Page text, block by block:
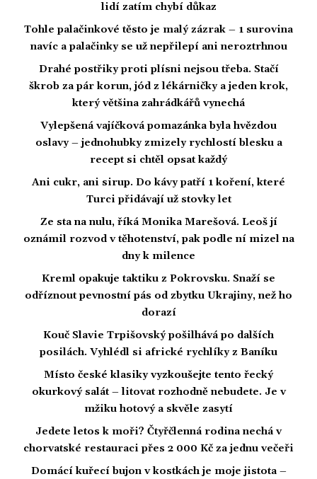
lidí zatím chybí důkaz
Tohle palačinkové těsto je malý zázrak – 1 surovina
navíc a palačinky se už nepřilepí ani neroztrhnou
Drahé postřiky proti plísni nejsou třeba. Stačí
škrob za pár korun, jód z lékárničky a jeden krok,
který většina zahrádkářů vynechá
Vylepšená vajíčková pomazánka byla hvězdou
oslavy – jednohubky zmizely rychlostí blesku a
recept si chtěl opsat každý
Ani cukr, ani sirup. Do kávy patří 1 koření, které
Turci přidávají už stovky let
Ze sta na nulu, říká Monika Marešová. Leoš jí
oznámil rozvod v těhotenství, pak podle ní mizel na
dny k milence
Kreml opakuje taktiku z Pokrovsku. Snaží se
odříznout pevnostní pás od zbytku Ukrajiny, než ho
dorazí
Kouč Slavie Trpišovský pošilhává po dalších
posilách. Vyhlédl si africké rychlíky z Baníku
Místo české klasiky vyzkoušejte tento řecký
okurkový salát – litovat rozhodně nebudete. Je v
mžiku hotový a skvěle zasytí
Jedete letos k moři? Čtyřčlenná rodina nechá v
chorvatské restauraci přes 2 000 Kč za jednu večeři
Domácí kuřecí bujon v kostkách je moje jistota –